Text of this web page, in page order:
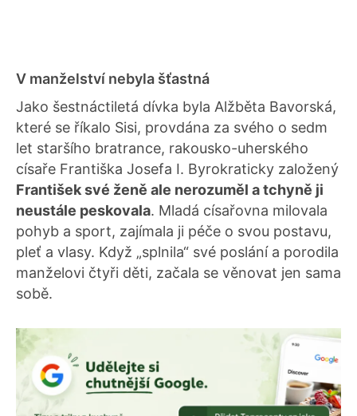
V manželství nebyla šťastná
Jako šestnáctiletá dívka byla Alžběta Bavorská,
které se říkalo Sisi, provdána za svého o sedm
let staršího bratrance, rakousko-uherského
císaře Františka Josefa I. Byrokraticky založený
František své ženě ale nerozuměl a tchyně ji
neustále peskovala. Mladá císařovna milovala
pohyb a sport, zajímala ji péče o svou postavu,
pleť a vlasy. Když „splnila“ své poslání a porodila
manželovi čtyři děti, začala se věnovat jen sama
sobě.